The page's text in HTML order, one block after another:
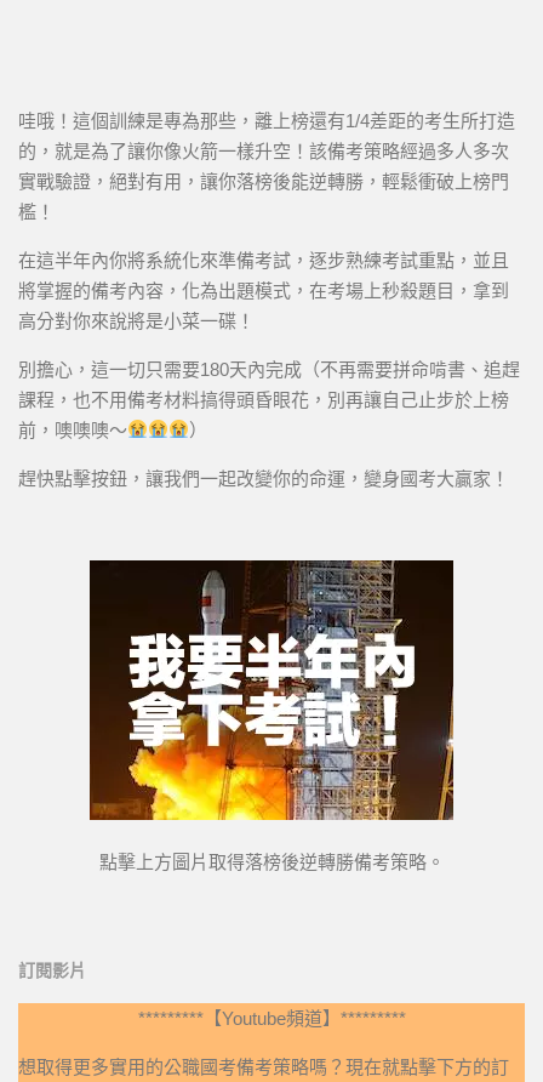
哇哦！這個訓練是專為那些，離上榜還有1/4差距的考生所打造
的，就是為了讓你像火箭一樣升空！該備考策略經過多人多次
實戰驗證，絕對有用，讓你落榜後能逆轉勝，輕鬆衝破上榜門
檻！
在這半年內你將系統化來準備考試，逐步熟練考試重點，並且
將掌握的備考內容，化為出題模式，在考場上秒殺題目，拿到
高分對你來說將是小菜一碟！
別擔心，這一切只需要180天內完成（不再需要拼命啃書、追趕
課程，也不用備考材料搞得頭昏眼花，別再讓自己止步於上榜
前，噢噢噢～
）
趕快點擊按鈕，讓我們一起改變你的命運，變身國考大贏家！
點擊上方圖片取得落榜後逆轉勝備考策略。
訂閱影片
*********【Youtube頻道】*********
想取得更多實用的公職國考備考策略嗎？現在就點擊下方的訂